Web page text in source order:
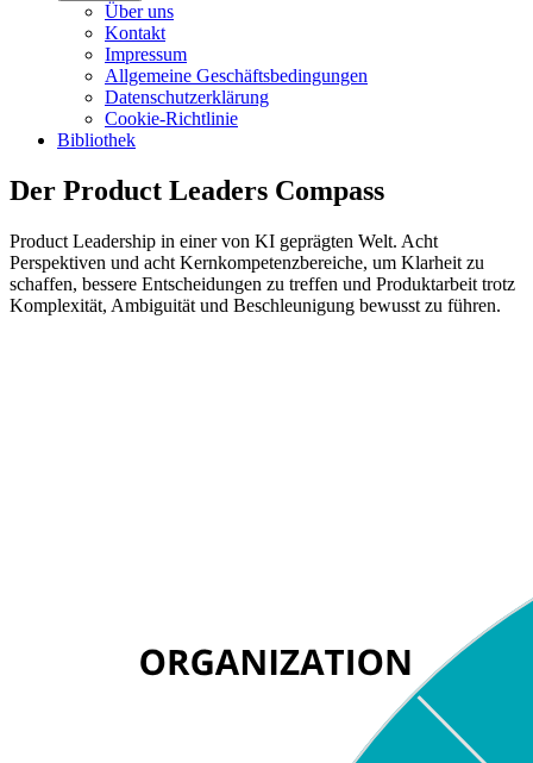
Über uns
Kontakt
Impressum
Allgemeine Geschäftsbedingungen
Datenschutzerklärung
Cookie-Richtlinie
Bibliothek
Der Product Leaders Compass
Product Leadership in einer von KI geprägten Welt. Acht
Perspektiven und acht Kernkompetenzbereiche, um Klarheit zu
schaffen, bessere Entscheidungen zu treffen und Produktarbeit trotz
Komplexität, Ambiguität und Beschleunigung bewusst zu führen.